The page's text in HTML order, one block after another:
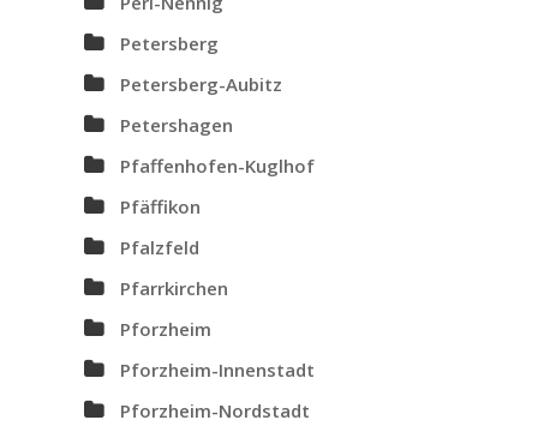
Petersberg
Petersberg-Aubitz
Petershagen
Pfaffenhofen-Kuglhof
Pfäffikon
Pfalzfeld
Pfarrkirchen
Pforzheim
Pforzheim-Innenstadt
Pforzheim-Nordstadt